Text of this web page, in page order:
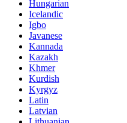
Hungarian
Icelandic
Igbo
Javanese
Kannada
Kazakh
Khmer
Kurdish
Kyrgyz
Latin
Latvian